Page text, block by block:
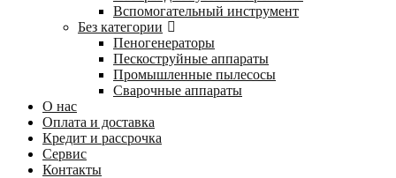
Вспомогательный инструмент
Без категории
Пеногенераторы
Пескоструйные аппараты
Промышленные пылесосы
Сварочные аппараты
О нас
Оплата и доставка
Кредит и рассрочка
Сервис
Контакты